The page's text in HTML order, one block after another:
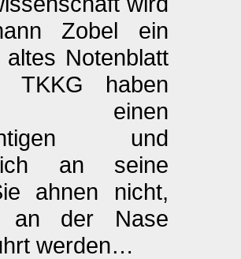
Zobel ein
Notenblatt
TKKG haben
einen
und
an seine
ahnen nicht,
an der Nase
werden…